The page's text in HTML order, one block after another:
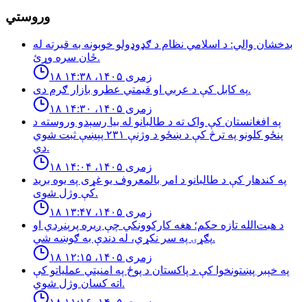
وروستي
بدخشان والي: د اسلامي نظام د ګډوډولو خوبونه به قبرته له
ځان سره وړئ.
۱۸ زمری ۱۴۰۵، ۱۴:۳۸
په كابل كې د عربي او قيمتي عطرو بازار ګرم دى.
۱۸ زمری ۱۴۰۵، ۱۴:۳۰
په افغانستان کې واک ته د طالبانو له بیا رسېدو وروسته د
پنځو کلونو په ترڅ کې د ښځو د وژنې ۲۳۱ پېښې ثبت شوي
دي.
۱۸ زمری ۱۴۰۵، ۱۴:۰۴
په کندهار کې د طالبانو د امر بالمعروف یو غړی په یوه برید
کې وژل شوی.
۱۸ زمری ۱۴۰۵، ۱۳:۴۷
د هبت‌الله تازه حکم؛ هغه کارکوونکي چې ږیره پرېنږدي او
پګړۍ په سر نکړي، له دندې به ګوښه شي.
۱۸ زمری ۱۴۰۵، ۱۲:۱۵
په خېبر پښتونخوا کې د پاکستان د پوځ په امنیتي عملیاتو کې
اته کسان وژل شوي.